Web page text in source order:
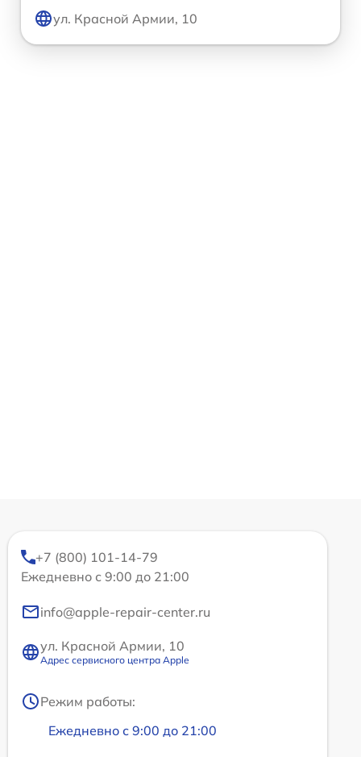
ул. Красной Армии, 10
+7 (800) 101-14-79
Ежедневно с 9:00 до 21:00
info@apple-repair-center.ru
ул. Красной Армии, 10
Адрес сервисного центра Apple
Режим работы:
Ежедневно с 9:00 до 21:00